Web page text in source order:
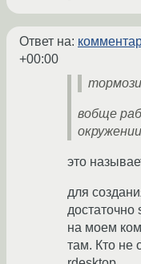
Ответ на:
+00:00
вобще
окружении
это
для
на моем
там. Кто не